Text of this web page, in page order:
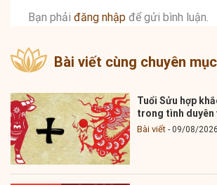
Bạn phải đăng nhập để gửi bình luận.
Bài viết cùng chuyên
Tuổi Sửu hợp
trong tình duyên
Bài viết 09/08/2026